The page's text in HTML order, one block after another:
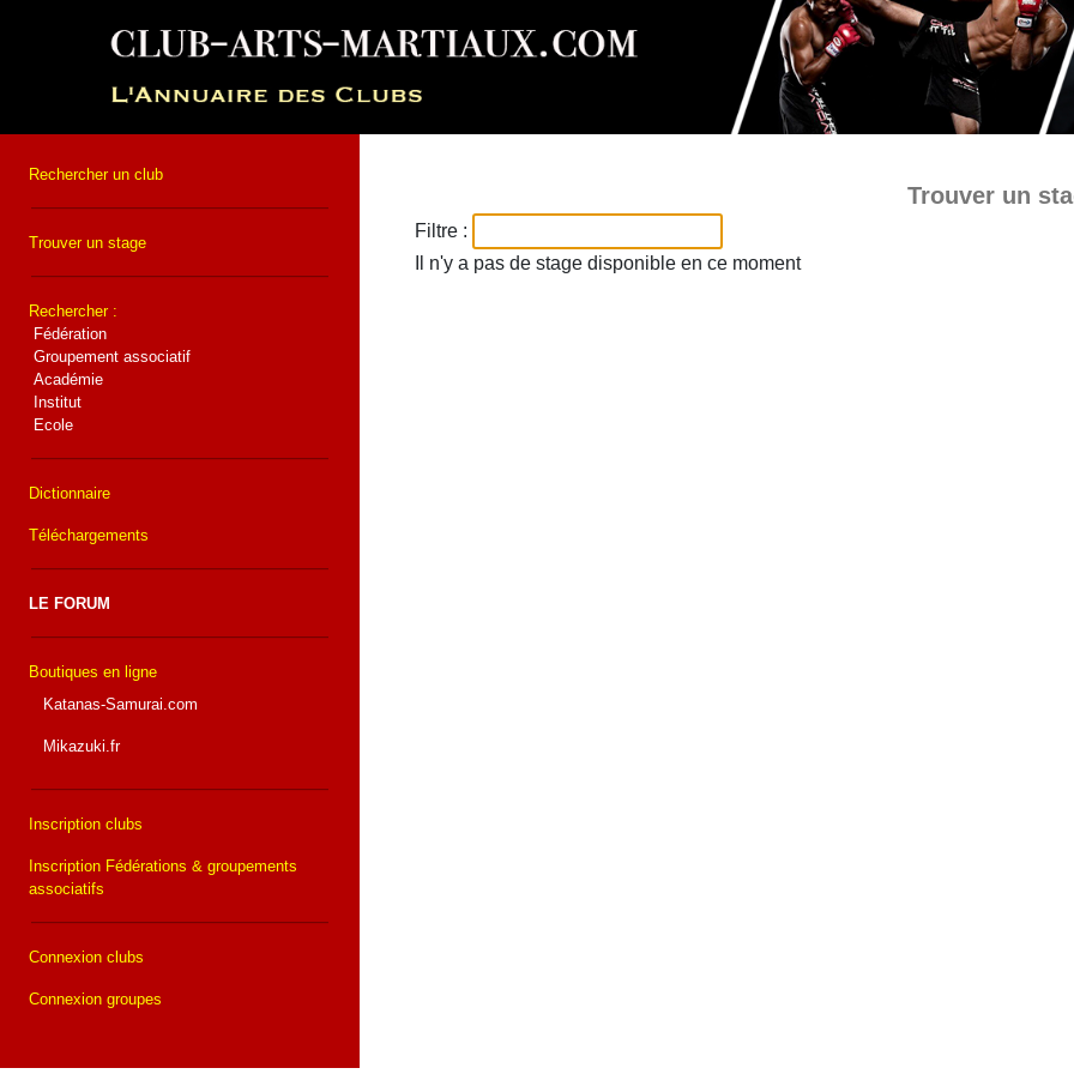
Rechercher un club
Trouver un stage
Rechercher :
Fédération
Groupement associatif
Académie
Institut
Ecole
Dictionnaire
Téléchargements
LE FORUM
Boutiques en ligne
Katanas-Samurai.com
Mikazuki.fr
Inscription clubs
Inscription Fédérations & groupements
associatifs
Connexion clubs
Connexion groupes
Trouver un
Filtre :
Il n'y a pas de stage disponible en ce moment